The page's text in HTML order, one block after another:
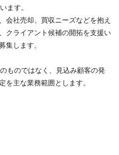
ます。
会社売却、買収ニーズなどを抱え
クライアント候補の開拓を支援い
集します。
ものではなく、見込み顧客の発
を主な業務範囲とします。